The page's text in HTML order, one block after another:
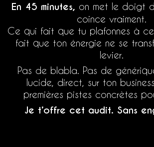
En 45 minutes, on met le doigt
coince vraiment.
Ce qui fait que tu plafonnes à
fait que ton énergie ne se
levier.
Pas de blabla. Pas de
lucide, direct, sur ton
premières pistes concrètes
Je t’offre cet audit. Sans